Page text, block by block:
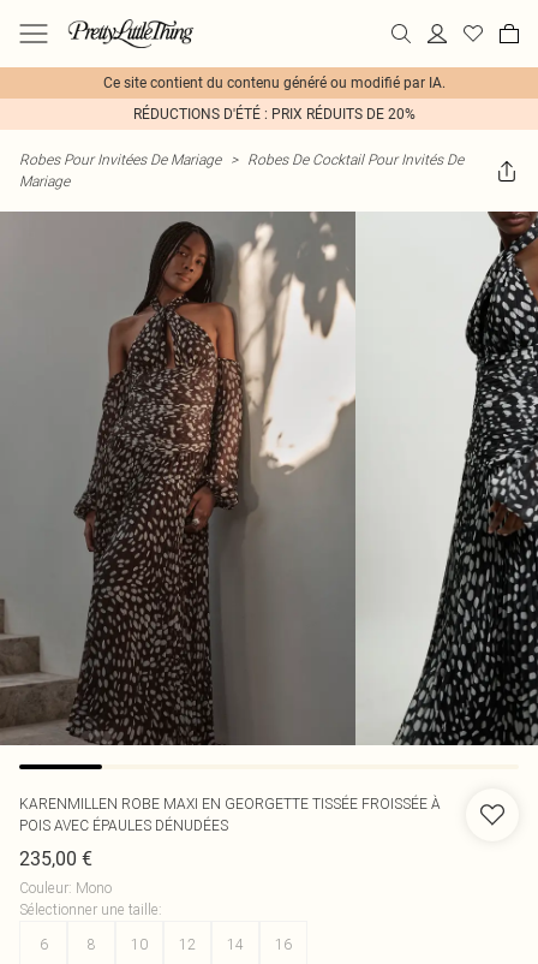
Ce site contient du contenu généré ou modifié par IA.
RÉDUCTIONS D'ÉTÉ : PRIX RÉDUITS DE 20%
Robes Pour Invitées De Mariage > Robes De Cocktail Pour Invités De
Mariage
KARENMILLEN ROBE MAXI EN GEORGETTE TISSÉE FROISSÉE À
POIS AVEC ÉPAULES DÉNUDÉES
235,00 €
Couleur: Mono
Sélectionner une taille:
6
8 10 12 14 16